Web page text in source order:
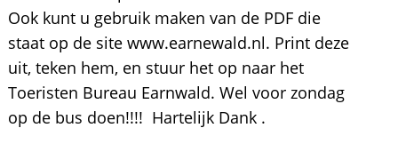
Ook kunt u gebruik maken van de PDF die
staat op de site www.earnewald.nl. Print deze
uit, teken hem, en stuur het op naar het
Toeristen Bureau Earnwald. Wel voor zondag
op de bus doen!!!! Hartelijk Dank .